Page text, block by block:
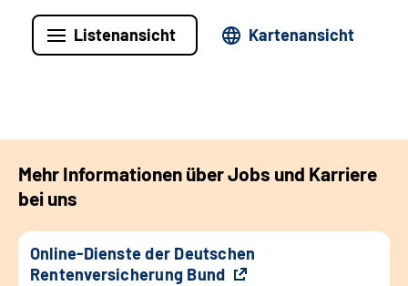
Listenansicht Kartenansicht
Mehr Informationen über Jobs und Karriere
bei uns
Online-Dienste der Deutschen
Rentenversicherung Bund